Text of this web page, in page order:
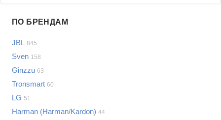
LG
Sony
Bosch
Asus
Lenovo
Показать еще
ПО БРЕНДАМ
JBL 845
Sven 158
Ginzzu 63
Tronsmart 60
LG 51
Harman (Harman/Kardon) 44